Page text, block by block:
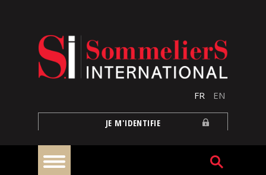
FR EN
JE M'IDENTIFIE